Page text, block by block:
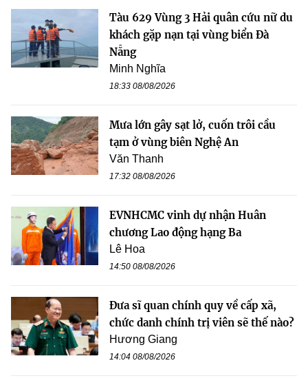
Tàu 629 Vùng 3 Hải quân cứu nữ du
khách gặp nạn tại vùng biển Đà
Nẵng
Minh Nghĩa
18:33 08/08/2026
Mưa lớn gây sạt lở, cuốn trôi cầu
tạm ở vùng biên Nghệ An
Văn Thanh
17:32 08/08/2026
EVNHCMC vinh dự nhận Huân
chương Lao động hạng Ba
Lê Hoa
14:50 08/08/2026
Đưa sĩ quan chính quy về cấp xã,
chức danh chính trị viên sẽ thế nào?
Hương Giang
14:04 08/08/2026